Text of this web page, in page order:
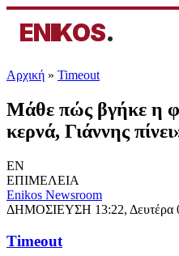
ENIKOS.
Αρχική » Timeout
Μάθε πώς βγήκε η
κερνά, Γιάννης
EN
ΕΠΙΜΕΛΕΙΑ
Enikos Newsroom
ΔΗΜΟΣΙΕΥΣΗ 13:22, Δευτέρα
Timeout